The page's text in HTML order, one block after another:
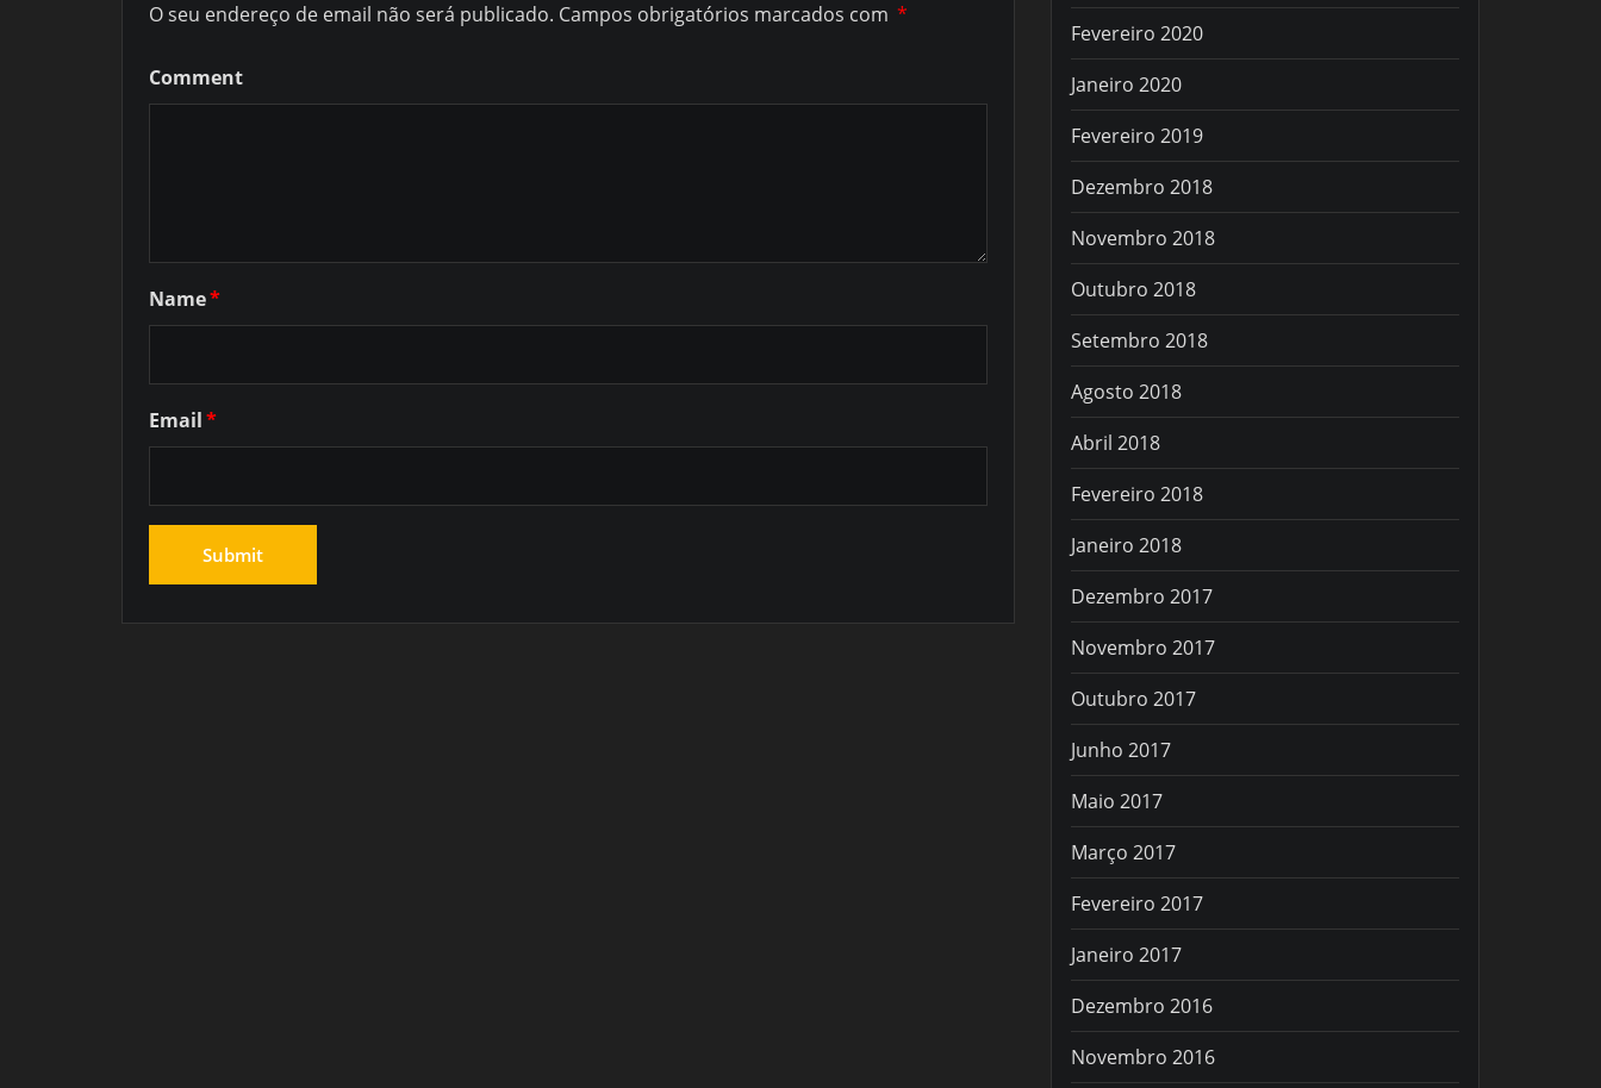
O seu endereço de email não será publicado. Campos obrigatórios marcados com *
Comment
Name*
Email*
Fevereiro 2020
Janeiro 2020
Fevereiro 2019
Dezembro 2018
Novembro 2018
Outubro 2018
Setembro 2018
Agosto 2018
Abril 2018
Fevereiro 2018
Janeiro 2018
Dezembro 2017
Novembro 2017
Outubro 2017
Junho 2017
Maio 2017
Março 2017
Fevereiro 2017
Janeiro 2017
Dezembro 2016
Novembro 2016